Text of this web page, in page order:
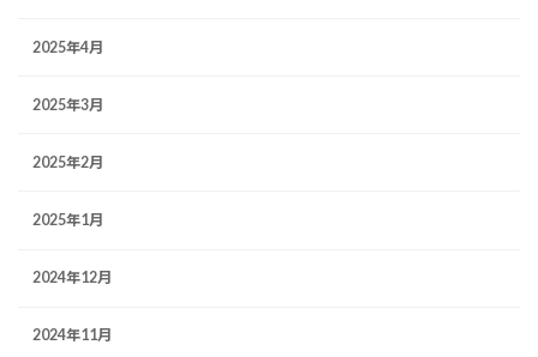
2025年4月
2025年3月
2025年2月
2025年1月
2024年12月
2024年11月